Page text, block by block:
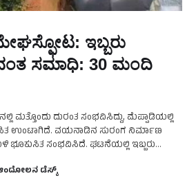
ಇಬ್ಬರು
ಸಮಾಧಿ: 30 ಮಂದಿ
ಮತ್ತೊಂದು ದುರಂತ ಸಂಭವಿಸಿದ್ದು, ಮೆಪ್ಪಾಡಿಯಲ್ಲಿ
ಉಂಟಾಗಿದೆ. ವಯನಾಡಿನ ಸುರಂಗ ನಿರ್ಮಾಣ
ಭೂಕುಸಿತ ಸಂಭವಿಸಿದೆ. ಘಟನೆಯಲ್ಲಿ ಇಬ್ಬರು
…
ಡೆಸ್ಕ್